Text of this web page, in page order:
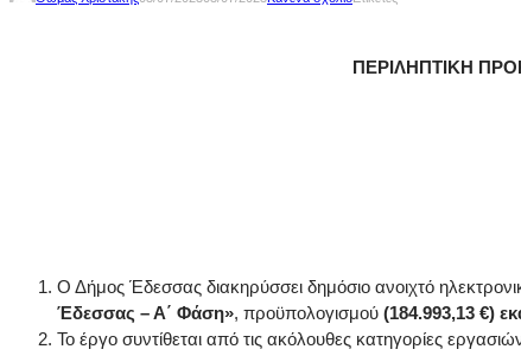
ΠΕΡΙΛΗΠΤΙΚΗ
Ο Δήμος Έδεσσας διακηρύσσει δημόσιο ανοιχτό
Έδεσσας – Α΄ Φάση», προϋπολογισμού (184.993,13 €)
Το έργο συντίθεται από τις ακόλουθες κατηγορίες